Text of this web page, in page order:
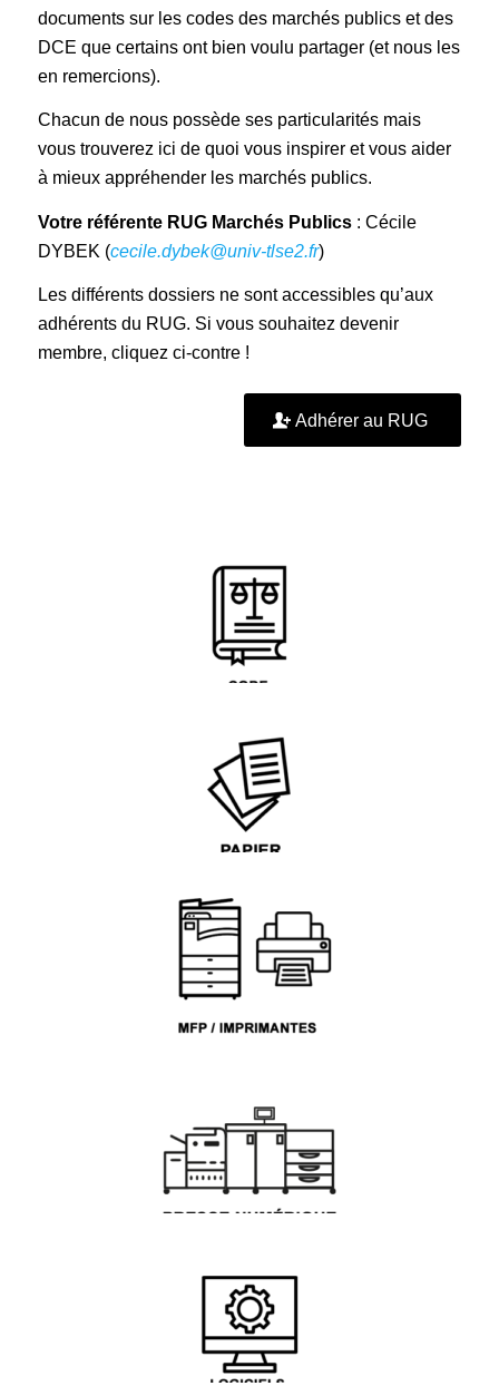
documents sur les codes des marchés publics et des
DCE que certains ont bien voulu partager (et nous les
en remercions).
Chacun de nous possède ses particularités mais
vous trouverez ici de quoi vous inspirer et vous aider
à mieux appréhender les marchés publics.
Votre référente RUG Marchés Publics: Cécile
DYBEK (cecile.dybek@univ-tlse2.fr)
Les différents dossiers ne sont accessibles qu’aux
adhérents du RUG. Si vous souhaitez devenir
membre, cliquez ci-contre !
Adhérer au RUG